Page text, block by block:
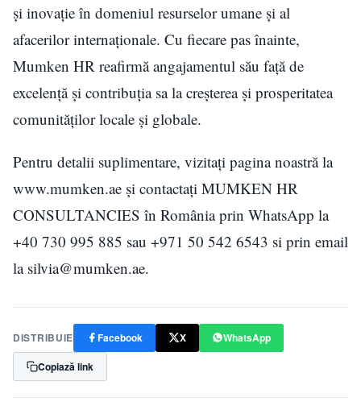
și inovație în domeniul resurselor umane și al
afacerilor internaționale. Cu fiecare pas înainte,
Mumken HR reafirmă angajamentul său față de
excelență și contribuția sa la creșterea și prosperitatea
comunităților locale și globale.
Pentru detalii suplimentare, vizitați pagina noastră la
www.mumken.ae și contactați MUMKEN HR
CONSULTANCIES în România prin WhatsApp la
+40 730 995 885 sau +971 50 542 6543 si prin email
la silvia@mumken.ae.
DISTRIBUIE Facebook X
WhatsApp
Copiază link